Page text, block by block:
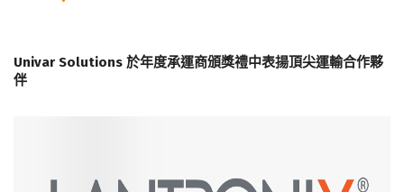
Univar Solutions 於年度承運商頒獎禮中表揚頂尖運輸合作夥
伴